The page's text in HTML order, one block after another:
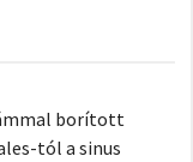
borított
tól a sinus